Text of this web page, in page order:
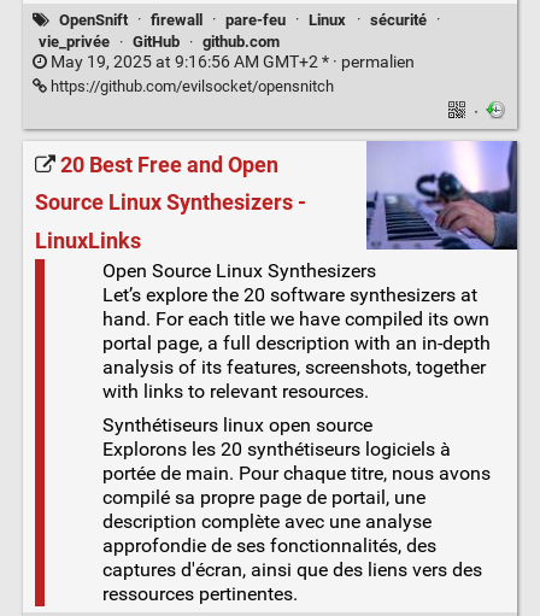
OpenSnift · firewall · pare-feu · Linux · sécurité
·
vie_privée
· GitHub · github.com
May 19, 2025 at 9:16:56 AM GMT+2 * · permalien
https://github.com/evilsocket/opensnitch
·
20 Best Free and Open
Source Linux Synthesizers -
LinuxLinks
Open Source Linux Synthesizers
Let’s explore the 20 software synthesizers at
hand. For each title we have compiled its own
portal page, a full description with an in-depth
analysis of its features, screenshots, together
with links to relevant resources.
Synthétiseurs linux open source
Explorons les 20 synthétiseurs logiciels à
portée de main. Pour chaque titre, nous avons
compilé sa propre page de portail, une
description complète avec une analyse
approfondie de ses fonctionnalités, des
captures d'écran, ainsi que des liens vers des
ressources pertinentes.